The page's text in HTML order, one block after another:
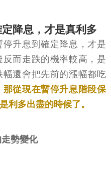
降息，才是真利多
升息到確定降息，才是
而走跌的機率較高，是
還會把先前的漲幅都吃
從現在暫停升息階段保
利多出盡的時候了。
走勢變化